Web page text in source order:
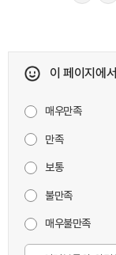
이 페이지에
매우만족
만족
보통
불만족
매우불만족